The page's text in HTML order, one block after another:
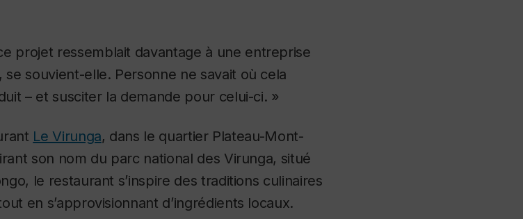
projet ressemblait davantage à une entreprise
se souvient-elle. Personne ne savait où cela
– et susciter la demande pour celui-ci. »
Le Virunga, dans le quartier Plateau-Mont-
son nom du parc national des Virunga, situé
le restaurant s’inspire des traditions culinaires
en s’approvisionnant d’ingrédients locaux.